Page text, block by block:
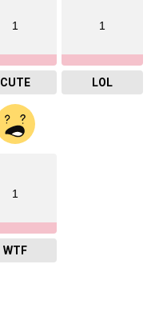
1
CUTE
1
LOL
1
WTF